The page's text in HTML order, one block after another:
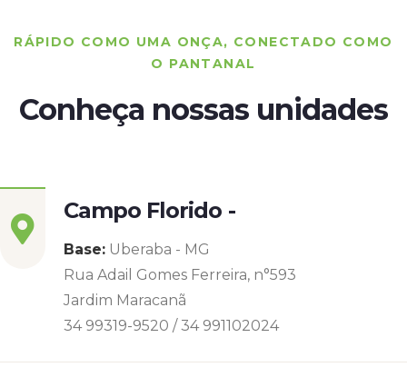
RÁPIDO COMO UMA ONÇA, CONECTADO COMO
O PANTANAL
Conheça nossas unidades
Campo Florido -
Base: Uberaba - MG
Rua Adail Gomes Ferreira, n°593
Jardim Maracanã
34 99319-9520 / 34 991102024